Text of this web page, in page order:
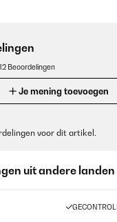
12 Beoordelingen
Je mening toevoegen
voor dit artikel.
uit andere landen